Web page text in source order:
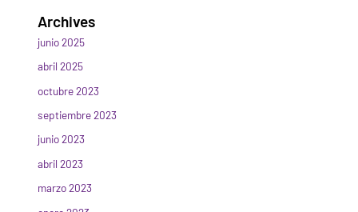
Archives
junio 2025
abril 2025
octubre 2023
septiembre 2023
junio 2023
abril 2023
marzo 2023